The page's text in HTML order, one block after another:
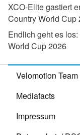
XCO-Elite gastiert
Country World Cup
Endlich geht es los:
World Cup 2026
Velomotion Team
Mediafacts
Impressum